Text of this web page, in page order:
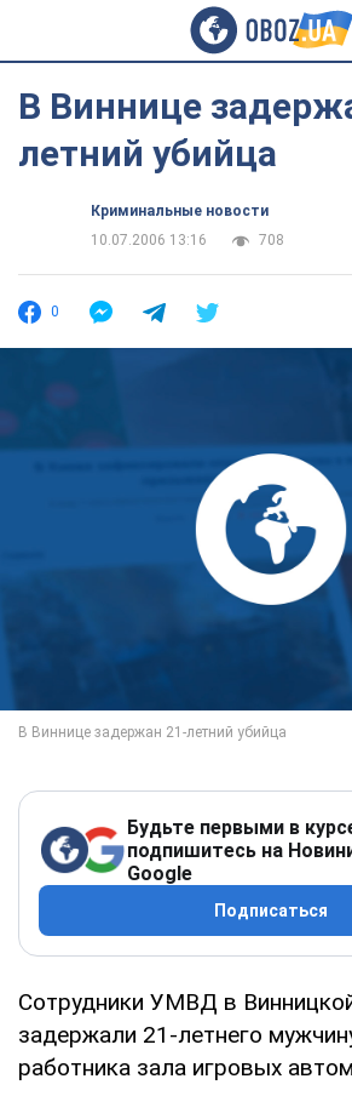
В Виннице
летний убийца
Криминальные новости
10.07.2006 13:16
708
0
Будьте первыми в
подпишитесь на
Google
Подписаться
Сотрудники УМВД в
задержали 21-летнего
работника зала игровых